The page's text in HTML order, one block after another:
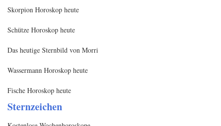
Skorpion Horoskop heute
Schütze Horoskop heute
Das heutige Sternbild von Morri
Wassermann Horoskop heute
Fische Horoskop heute
Sternzeichen